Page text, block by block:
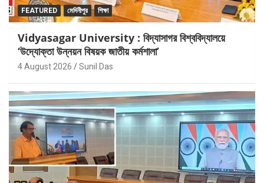
FEATURED মেদিনীপুর শিক্ষা
Vidyasagar University : বিদ্যাসাগর বিশ্ববিদ্যালয়ে
‘উদ্যোক্তা উন্নয়ন বিষয়ক জাতীয় কর্মশালা’
4 August 2026 Sunil Das